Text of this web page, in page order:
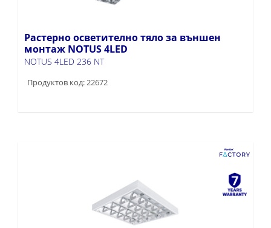
Растерно осветително тяло за външен
монтаж NOTUS 4LED
NOTUS 4LED 236 NT
Продуктов код: 22672